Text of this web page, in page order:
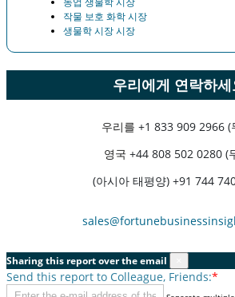
작물 보호 화학 시장
생물학 시장 시장
우리에게 연락하세
우리를 +1 833 909 2966 (
영국 +44 808 502 0280 (
(아시아 태평양) +91 744
Sharing this report over the email
Send this report to Colleague, Friends:*